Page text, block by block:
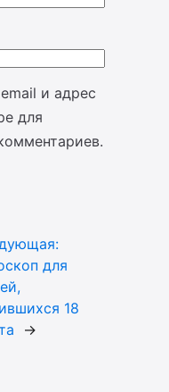
и адрес
для
для
18
→